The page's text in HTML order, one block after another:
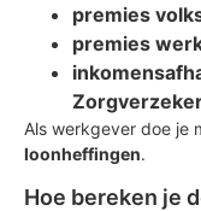
premies
premies
Als werkgever doe je
loonheffingen.
Hoe bereken je